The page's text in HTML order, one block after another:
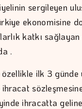
sergileyen
ekonomisine
katkı
.
ilk 3 günde
ihracatta